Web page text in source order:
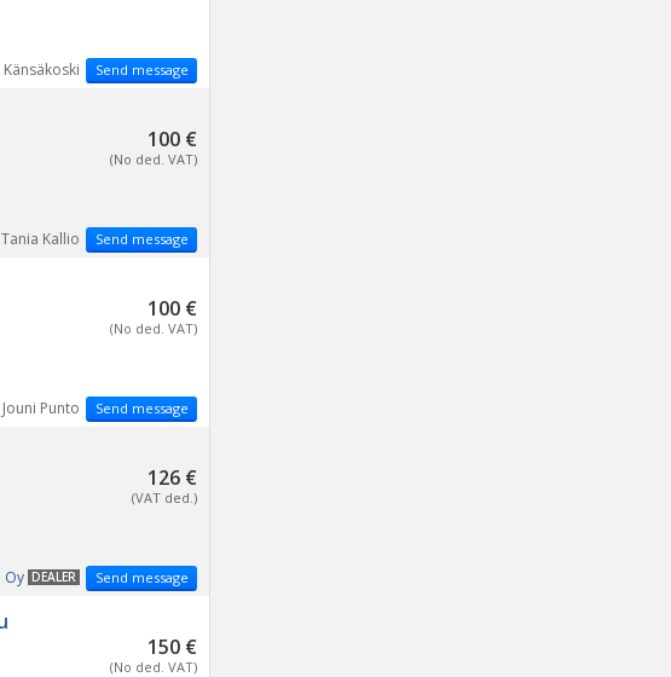
Send message
100 €
(No ded. VAT)
Send message
Tania Kallio
100 €
(No ded. VAT)
Send message
Jouni Punto
126 €
(VAT ded.)
Send message
DEALER
Oy
150 €
(No ded. VAT)